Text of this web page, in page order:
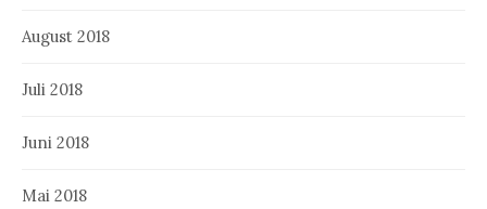
August 2018
Juli 2018
Juni 2018
Mai 2018